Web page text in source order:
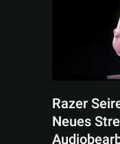
Razer
Neues